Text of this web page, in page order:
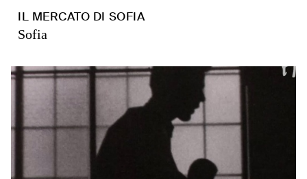
IL MERCATO DI SOFIA
Sofia